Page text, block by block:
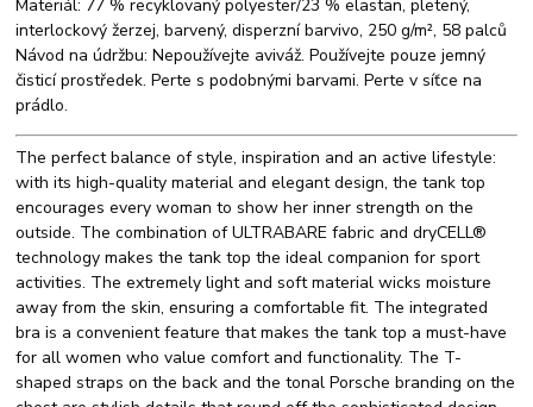
Materiál: 77 % recyklovaný polyester/23 % elastan, pletený,
interlockový žerzej, barvený, disperzní barvivo, 250 g/m², 58 palců
Návod na údržbu: Nepoužívejte aviváž. Používejte pouze jemný
čisticí prostředek. Perte s podobnými barvami. Perte v síťce na
prádlo.
The perfect balance of style, inspiration and an active lifestyle:
with its high-quality material and elegant design, the tank top
encourages every woman to show her inner strength on the
outside. The combination of ULTRABARE fabric and dryCELL®
technology makes the tank top the ideal companion for sport
activities. The extremely light and soft material wicks moisture
away from the skin, ensuring a comfortable fit. The integrated
bra is a convenient feature that makes the tank top a must-have
for all women who value comfort and functionality. The T-
shaped straps on the back and the tonal Porsche branding on the